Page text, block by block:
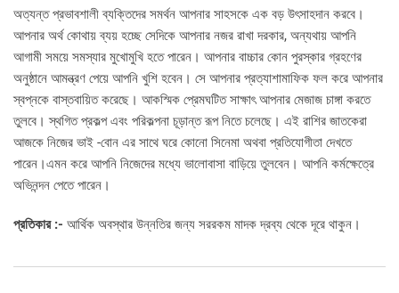
অত্যন্ত প্রভাবশালী ব্যক্তিদের সমর্থন আপনার সাহসকে এক বড় উৎসাহদান করবে।
আপনার অর্থ কোথায় ব্যয় হচ্ছে সেদিকে আপনার নজর রাখা দরকার, অন্যথায় আপনি
আগামী সময়ে সমস্যার মুখোমুখি হতে পারেন। আপনার বাচ্চার কোন পুরস্কার গ্রহণের
অনুষ্ঠানে আমন্ত্রণ পেয়ে আপনি খুশি হবেন। সে আপনার প্রত্যাশামাফিক ফল করে আপনার
স্বপ্নকে বাস্তবায়িত করেছে। আকস্মিক প্রেমঘটিত সাক্ষাৎ আপনার মেজাজ চাঙ্গা করতে
তুলবে। স্থগিত প্রকল্প এবং পরিকল্পনা চূড়ান্ত রূপ নিতে চলেছে। এই রাশির জাতকেরা
আজকে নিজের ভাই -বোন এর সাথে ঘরে কোনো সিনেমা অথবা প্রতিযোগীতা দেখতে
পারেন।এমন করে আপনি নিজেদের মধ্যে ভালোবাসা বাড়িয়ে তুলবেন। আপনি কর্মক্ষেত্রে
অভিনন্দন পেতে পারেন।
প্রতিকার :- আর্থিক অবস্থার উন্নতির জন্য সররকম মাদক দ্রব্য থেকে দূরে থাকুন।